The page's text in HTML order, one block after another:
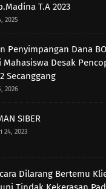
T.A 2023
2025
Penyimpangan Dana
Mahasiswa Desak
Secanggang
2026
SIBER
24, 2023
Dilarang Bertemu